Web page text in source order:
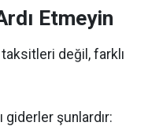
Etmeyin
taksitleri değil, farklı
giderler şunlardır: